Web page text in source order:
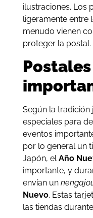
ilustraciones. Los
ligeramente entre
menudo vienen
proteger la postal.
Según la tradición
especiales para
eventos
por lo general un
Japón, elAño
importante, y
envían un
Nuevo. Estas
las tiendas